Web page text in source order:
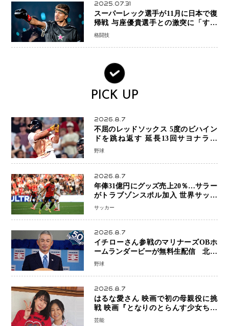
2025.07.31
スーパーレック選手が11月に日本で復
帰戦 与座優貴選手との激突に「すべ
ての技術を見せたい」
格闘技
PICK UP
2026.8.7
不屈のレッドソックス 5度のビハイン
ドを跳ね返す 延長13回サヨナラ勝
ち 吉田正尚選手も2安打1打点で貢献 4
野球
2026.8.7
年俸31億円にグッズ売上20％…サラー
がトラブゾンスポル加入 世界サッカ
ーは「五大リーグ一強」から新時代へ
サッカー
2026.8.7
イチローさん参戦のマリナーズOBホ
ームランダービーが無料生配信 北米
ならではの“魅せる興行”に世界が注目
野球
2026.8.7
はるな愛さん 映画で初の母親役に挑
戦 映画『となりのとらんす少女ちゃ
ん』11月7日公開 未来の自分との対話
芸能